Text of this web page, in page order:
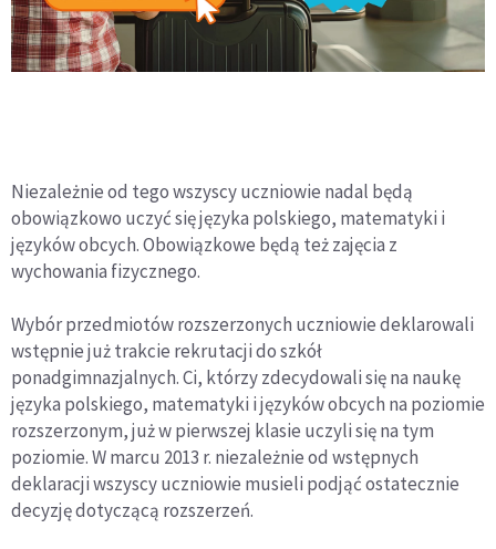
Niezależnie od tego wszyscy uczniowie nadal będą
obowiązkowo uczyć się języka polskiego, matematyki i
języków obcych. Obowiązkowe będą też zajęcia z
wychowania fizycznego.
Wybór przedmiotów rozszerzonych uczniowie deklarowali
wstępnie już trakcie rekrutacji do szkół
ponadgimnazjalnych. Ci, którzy zdecydowali się na naukę
języka polskiego, matematyki i języków obcych na poziomie
rozszerzonym, już w pierwszej klasie uczyli się na tym
poziomie. W marcu 2013 r. niezależnie od wstępnych
deklaracji wszyscy uczniowie musieli podjąć ostatecznie
decyzję dotyczącą rozszerzeń.